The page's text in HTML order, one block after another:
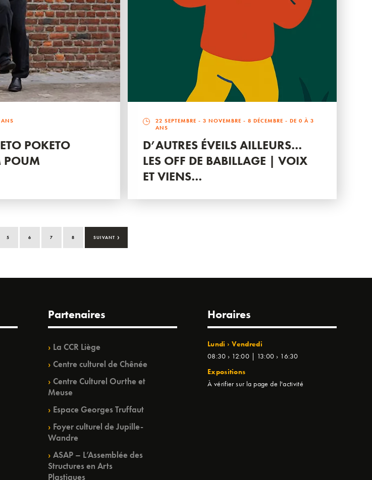
POKETO
POUM
22 SEPTEMBRE -3 NOVEMBRE -8 DÉCEMBRE - DE 0 À 3
ANS
D’AUTRES ÉVEILS AILLEURS…
LES OFF DE BABILLAGE | VOIX
ET VIENS…
5 6 7 8 SUIVANT ›
Partenaires
La CCR Liège
Centre culturel de Chênée
Centre Culturel Ourthe et
Meuse
Espace Georges Truffaut
Foyer culturel de Jupille-
Wandre
ASAP – L’Assemblée des
Structures en Arts
Plastiques
Horaires
Lundi › Vendredi
08:30 › 12:00 | 13:00 › 16:30
Expositions
À vérifier sur la page de l'activité